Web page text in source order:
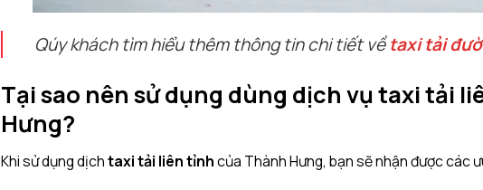
Qúy khách tìm hiểu thêm thông tin chi tiết vềtaxi tải
Tại sao nên sử dụng dùng dịch vụ taxi tải
Hưng?
Khi sử dụng dịchtaxi tải liên tỉnhcủa Thành Hưng, bạn sẽ nhận được các